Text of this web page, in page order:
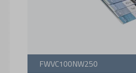
FWVC100NW250